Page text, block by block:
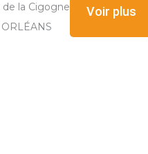
de la Cigogne
Voir plus